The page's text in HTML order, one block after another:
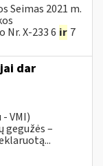
Seimas 2021 m.
X-233 6 ir 7
dar
VMI)
gegužės –